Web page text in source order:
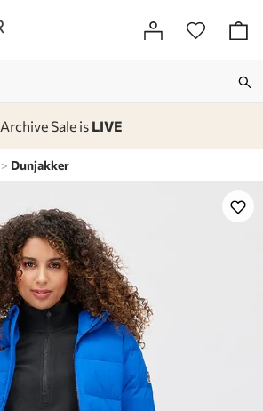
Dunjakker
Archive Sale is LIVE
-
-
-
-